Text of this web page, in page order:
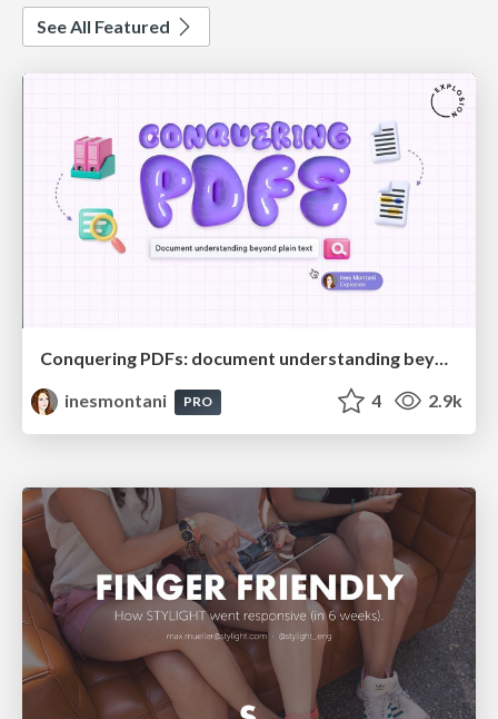
See All Featured
Conquering PDFs: document understanding beyond plain text
inesmontani
PRO 4 2.9k